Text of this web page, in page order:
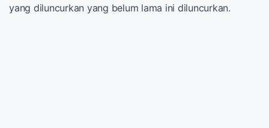
yang diluncurkan yang belum lama ini diluncurkan.